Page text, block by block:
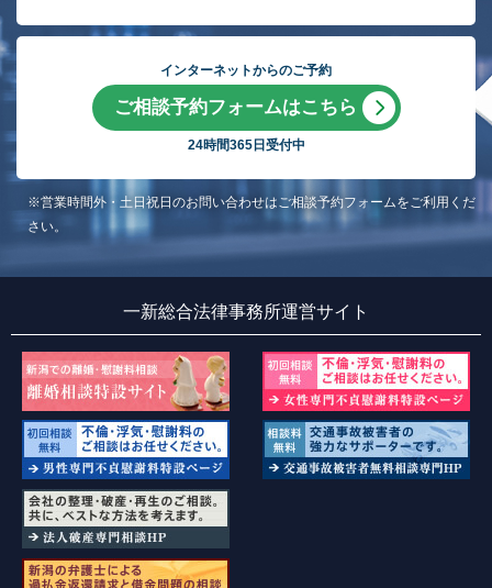
インターネットからのご予約
ご相談予約フォームはこちら
24時間365日受付中
※営業時間外・土日祝日のお問い合わせはご相談予約フォームをご利用くだ
さい。
一新総合法律事務所運営サイト